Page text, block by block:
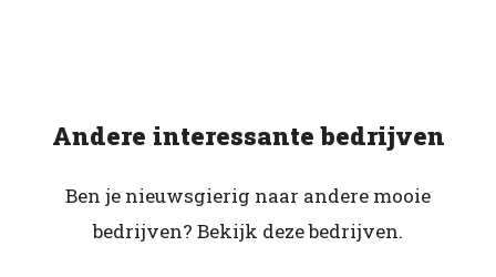
Andere interessante bedrijven
Ben je nieuwsgierig naar andere mooie
bedrijven? Bekijk deze bedrijven.